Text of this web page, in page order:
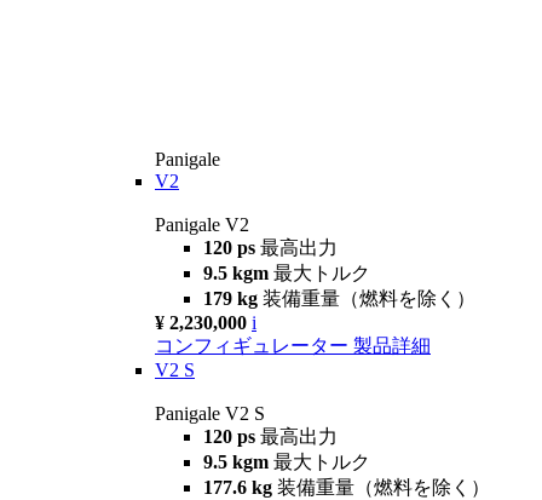
Panigale
V2
Panigale V2
120 ps 最高出力
9.5 kgm 最大トルク
179 kg 装備重量（燃料を除く）
¥ 2,230,000 i
コンフィギュレーター 製品詳細
V2 S
Panigale V2 S
120 ps 最高出力
9.5 kgm 最大トルク
177.6 kg 装備重量（燃料を除く）